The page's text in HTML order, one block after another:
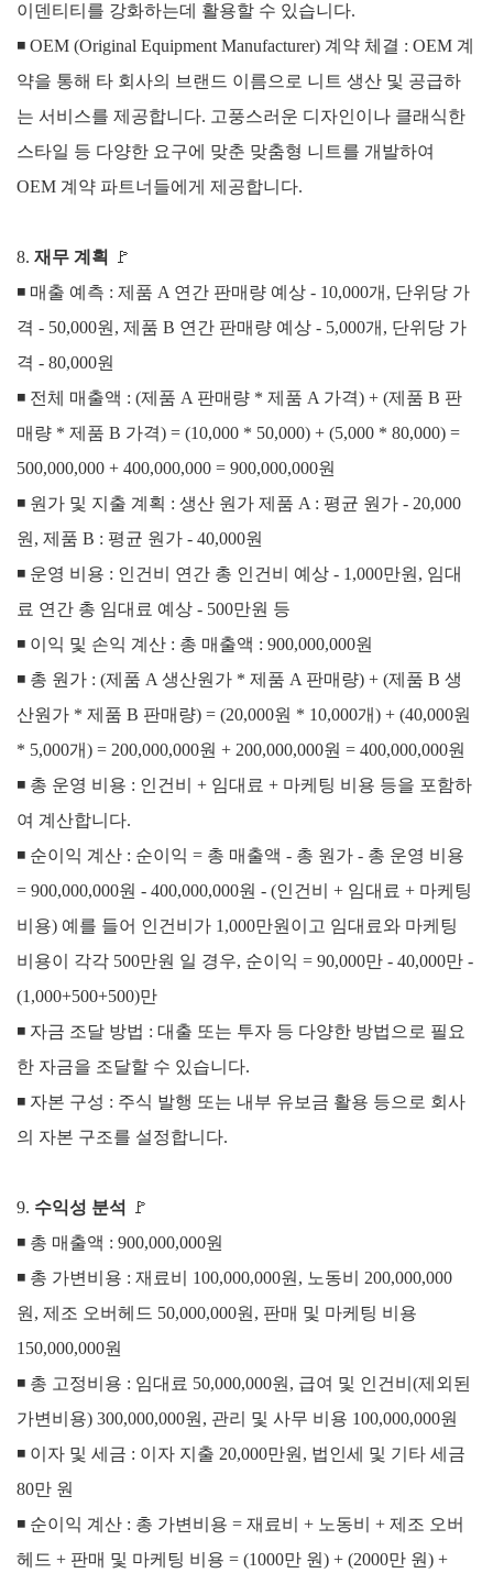
이덴티티를 강화하는데 활용할 수 있습니다.
◾ OEM (Original Equipment Manufacturer) 계약 체결 : OEM 계
약을 통해 타 회사의 브랜드 이름으로 니트 생산 및 공급하
는 서비스를 제공합니다. 고풍스러운 디자인이나 클래식한
스타일 등 다양한 요구에 맞춘 맞춤형 니트를 개발하여
OEM 계약 파트너들에게 제공합니다.
8. 재무 계획
🚩
◾ 매출 예측 : 제품 A 연간 판매량 예상 - 10,000개, 단위당 가
격 - 50,000원, 제품 B 연간 판매량 예상 - 5,000개, 단위당 가
격 - 80,000원
◾ 전 체 매출액 : (제품 A 판매량 * 제품 A 가격) + (제품 B 판
매량 * 제품 B 가격) = (10,000 * 50,000) + (5,000 * 80,000) =
500,000,000 + 400,000,000 = 900,000,000원
◾ 원가 및 지출 계획 : 생산 원가 제품 A : 평균 원가 - 20,000
원, 제품 B : 평균 원가 - 40,000원
◾ 운영 비용 : 인건비 연간 총 인건비 예상 - 1,000만원, 임대
료 연간 총 임대료 예상 - 500만원 등
◾ 이익 및 손익 계산 : 총 매출액 : 900,000,000원
◾ 총 원가 : (제품 A 생산원가 * 제품 A 판매량) + (제품 B 생
산원가 * 제품 B 판매량) = (20,000원 * 10,000개) + (40,000원
* 5,000개) = 200,000,000원 + 200,000,000원 = 400,000,000원
◾ 총 운영 비용 : 인건비 + 임대료 + 마케팅 비용 등을 포함하
여 계산합니다.
◾ 순이익 계산 : 순이익 = 총 매출액 - 총 원가 - 총 운영 비용
= 900,000,000원 - 400,000,000원 - (인건비 + 임대료 + 마케팅
비용) 예를 들어 인건비가 1,000만원이고 임대료와 마케팅
비용이 각각 500만원 일 경우, 순이익 = 90,000만 - 40,000만 -
(1,000+500+500)만
◾ 자금 조달 방법 : 대출 또는 투자 등 다양한 방법으로 필요
한 자금을 조달할 수 있습니다.
◾ 자본 구성 : 주식 발행 또는 내부 유보금 활용 등으로 회사
의 자본 구조를 설정합니다.
9. 수익성 분석
🚩
◾ 총 매출액 : 900,000,000원
◾ 총 가변비용 : 재료비 100,000,000원, 노동비 200,000,000
원, 제조 오버헤드 50,000,000원, 판매 및 마케팅 비용
150,000,000원
◾ 총 고정비용 : 임대료 50,000,000원, 급여 및 인건비(제외된
가변비용) 300,000,000원, 관리 및 사무 비용 100,000,000원
◾ 이자 및 세금 : 이자 지출 20,000만원, 법인세 및 기타 세금
80만 원
◾ 순이익 계산 : 총 가변비용 = 재료비 + 노동비 + 제조 오버
헤드 + 판매 및 마케팅 비용 = (1000만 원) + (2000만 원) +